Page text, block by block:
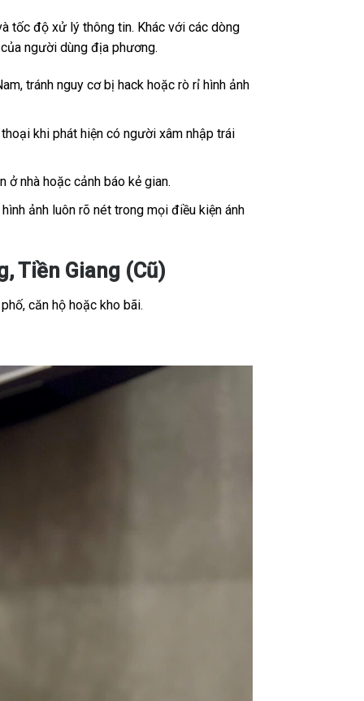
tốc độ xử lý thông tin. Khác với các dòng
người dùng địa phương.
tránh nguy cơ bị hack hoặc rò rỉ hình ảnh
khi phát hiện có người xâm nhập trái
nhà hoặc cảnh báo kẻ gian.
ảnh luôn rõ nét trong mọi điều kiện ánh
Tiền Giang (Cũ)
căn hộ hoặc kho bãi.